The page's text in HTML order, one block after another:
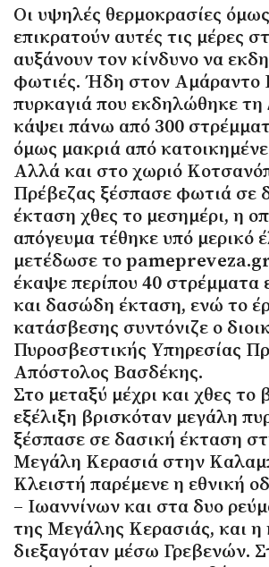
Οι υψηλές θερμοκρασίες
επικρατούν αυτές τις μέρες
αυξάνουν τον κίνδυνο να
φωτιές. Ήδη στον Αμάραντο
πυρκαγιά που εκδηλώθηκε τη
κάψει πάνω από 300
όμως μακριά από
Αλλά και στο χωριό
Πρέβεζας ξέσπασε φωτιά σε
έκταση χθες το μεσημέρι, η
απόγευμα τέθηκε υπό μερικό
μετέδωσε το
έκαψε περίπου 40 στρέμματα
και δασώδη έκταση, ενώ το
κατάσβεσης συντόνιζε ο
Πυροσβεστικής Υπηρεσίας
Απόστολος Βασδέκης.
Στο μεταξύ μέχρι και χθες το
εξέλιξη βρισκόταν μεγάλη
ξέσπασε σε δασική έκταση
Μεγάλη Κερασιά στην
Κλειστή παρέμενε η εθνική
– Ιωαννίνων και στα δυο
της Μεγάλης Κερασιάς, και η
διεξαγόταν μέσω Γρεβενών.